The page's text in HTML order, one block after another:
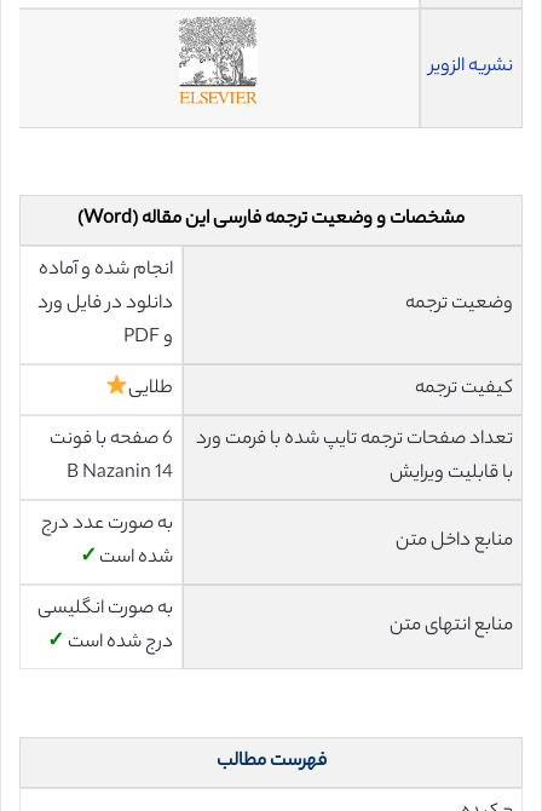
نشریه الزویر
مشخصات و وضعیت ترجمه فارسی این مقاله (Word)
وضعیت ترجمه
انجام شده و آماده
دانلود در فایل ورد
و PDF
کیفیت ترجمه
طلایی
تعداد صفحات ترجمه تایپ شده با فرمت ورد
با قابلیت ویرایش
6 صفحه با فونت
14 B Nazanin
منابع داخل متن
به صورت عدد درج
شده است ✓
منابع انتهای متن
به صورت انگلیسی
درج شده است ✓
فهرست مطالب